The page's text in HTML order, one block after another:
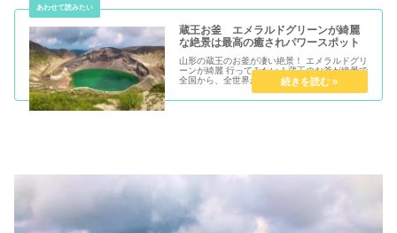
蔵王お釜 エメラルドグリーンが綺麗
な絶景は最高の癒されパワースポット
山形の蔵王のお釜が凄い絶景！ エメラルドグリ
ーンが綺麗 行ってみたい！蔵王のお釜が絶景で
全国から、全世界から蔵王のお釜を見に来る人
が増えています冬は樹氷をみれる...